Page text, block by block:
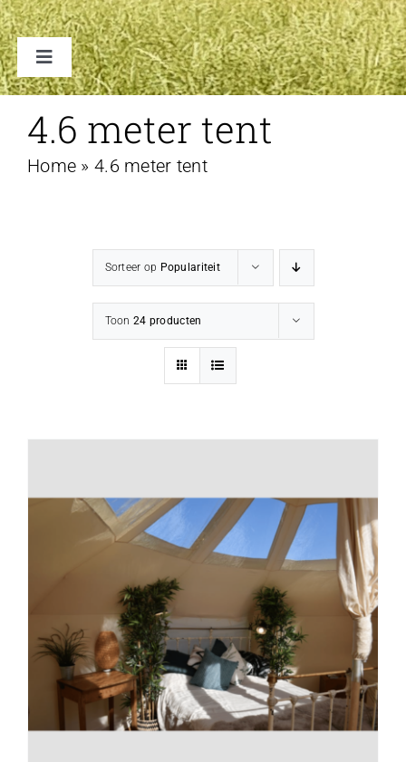
Toggle
Navigation
ACCESSOIRES
CONTACT
4.6 meter tent
Home » 4.6 meter tent
Sorteer op Populariteit
Toon 24 producten